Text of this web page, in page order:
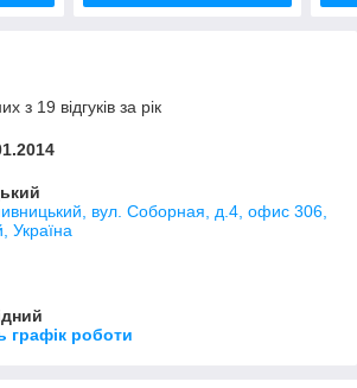
з 19 відгуків за рік
вул. Соборная, д.4, офис 306,
Україна
графік роботи